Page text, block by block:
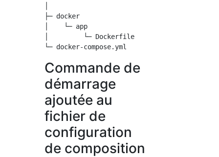
├─ docker
│    └─ app
│         └─ Dockerfile
Commande de
démarrage
ajoutée au
fichier de
configuration
de composition